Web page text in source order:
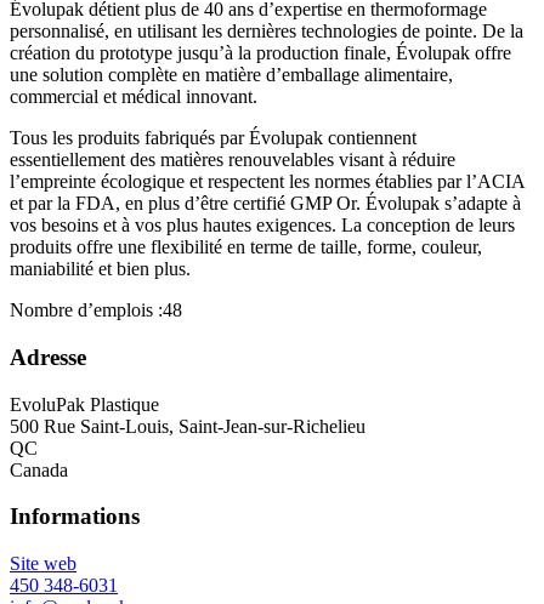
Évolupak détient plus de 40 ans d’expertise en thermoformage
personnalisé, en utilisant les dernières technologies de pointe. De la
création du prototype jusqu’à la production finale, Évolupak offre
une solution complète en matière d’emballage alimentaire,
commercial et médical innovant.
Tous les produits fabriqués par Évolupak contiennent
essentiellement des matières renouvelables visant à réduire
l’empreinte écologique et respectent les normes établies par l’ACIA
et par la FDA, en plus d’être certifié GMP Or. Évolupak s’adapte à
vos besoins et à vos plus hautes exigences. La conception de leurs
produits offre une flexibilité en terme de taille, forme, couleur,
maniabilité et bien plus.
Nombre d’emplois :48
Adresse
EvoluPak Plastique
500 Rue Saint-Louis, Saint-Jean-sur-Richelieu
QC
Canada
Informations
Site web
450 348-6031